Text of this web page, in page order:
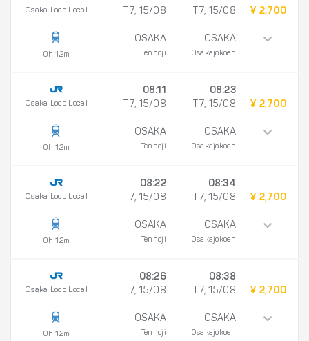
Osaka Loop Local
0h 12m
T7, 15/08
OSAKA
Tennoji
T7, 15/08
OSAKA
Osakajokoen
¥ 2,700
Osaka Loop Local
0h 12m
08:11
T7, 15/08
OSAKA
Tennoji
08:23
T7, 15/08
OSAKA
Osakajokoen
¥ 2,700
Osaka Loop Local
0h 12m
08:22
T7, 15/08
OSAKA
Tennoji
08:34
T7, 15/08
OSAKA
Osakajokoen
¥ 2,700
Osaka Loop Local
0h 12m
08:26
T7, 15/08
OSAKA
Tennoji
08:38
T7, 15/08
OSAKA
Osakajokoen
¥ 2,700